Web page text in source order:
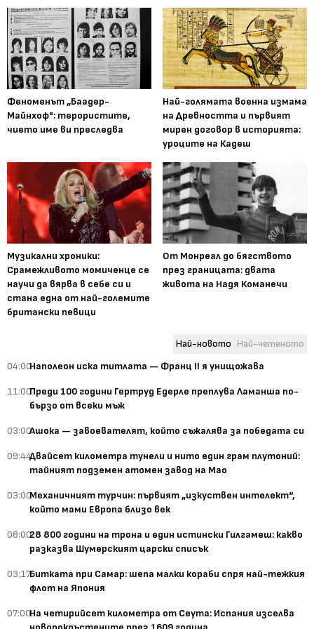
Феноменът „Баадер-
Майнхоф": терористите,
чието име ви преследва
Най-голямата военна измама
на Древността и първият
мирен договор в историята:
уроците на Кадеш
Музикални хроники:
Срамежливото момиченце се
научи да вярва в себе си и
стана една от най-големите
британски певици
От Монреал до бягството
през границата: двата
живота на Надя Команечи
Най-новото Най-четеното
04:00Наполеон иска титлата — Франц II я унищожава
11:00Преди 100 години Гертруд Едерле преплува Ламанша по-
бързо от всеки мъж
03:00Ашока — завоевателят, който съжалява за победата си
09:44Двайсет километра тунели и нито един грам плутоний:
тайният подземен атомен завод на Мао
03:00Механичният турчин: първият „изкуствен интелект“,
който мами Европа близо век
08:0028 800 години на трона и един истински Гилгамеш: какво
разказва Шумерският царски списък
03:17Битката при Самар: шепа малки кораби спря най-тежкия
флот на Япония
07:00На четирийсет километра от Сеута: Испания изселва